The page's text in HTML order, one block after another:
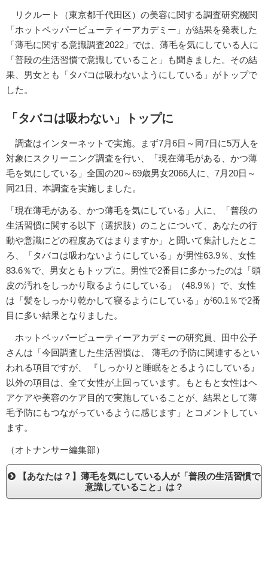
リクルート（東京都千代田区）の美容に関する調査研究機関
「ホットペッパービューティーアカデミー」が結果を発表した
「薄毛に関する意識調査2022」では、薄毛を気にしている人に
「普段の生活習慣で意識していること」も聞きました。その結
果、男女とも「タバコは吸わないようにしている」がトップで
した。
「タバコは吸わない」トップに
調査はインターネットで実施。まず7月6日～同7日に5万人を
対象にスクリーニング調査を行い、「現在薄毛がある、かつ薄
毛を気にしている」全国の20～69歳男女2066人に、7月20日～
同21日、本調査を実施しました。
「現在薄毛がある、かつ薄毛を気にしている」人に、「普段の
生活習慣に関する以下（選択肢）のことについて、あなたの行
動や意識にどの程度あてはまりますか」と聞いて集計したとこ
ろ、「タバコは吸わないようにしている」が男性63.9％、女性
83.6％で、男女ともトップに。男性で2番目に多かったのは「頭
皮の汚れをしっかり取るようにしている」（48.9％）で、女性
は「髪をしっかり乾かして寝るようにしている」が60.1％で2番
目に多い結果となりました。
ホットペッパービューティーアカデミーの研究員、田中公子
さんは「今回調査した生活習慣は、 薄毛の予防に関連するとい
われる項目ですが、 『しっかりと睡眠をとるようにしている』
以外の項目は、全て女性が上回っています。もともと女性はヘ
アケアや美容のケア目的で実施していることが、結果として薄
毛予防にもつながっているように感じます」とコメントしてい
ます。
（オトナンサー編集部）
【あなたは？】薄毛を気にしている人が「普段の生活習慣で
意識していること」は？